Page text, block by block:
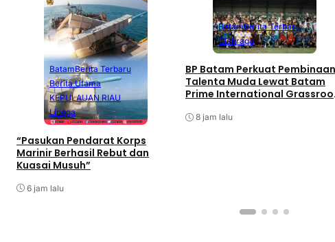
BatamBerita Terbaru
Berita Utama
KEPULAUAN RIAU
Lingga
“Pasukan Pendarat Korps
Marinir Berhasil Rebut dan
Kuasai Musuh”
6 jam lalu
BatamBerita Terbaru
Olahraga
BP Batam Perkuat Pembinaan
Talenta Muda Lewat Batam
Prime International
8 jam lalu